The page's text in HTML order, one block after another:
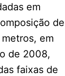
em
de
em
de 2008,
faixas de